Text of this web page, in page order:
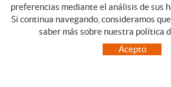
CATEGORIAS GUIA
PAGO
preferencias mediante el análisis de sus
Si continua navegando, consideramos
saber más sobre nuestra política
Acepto